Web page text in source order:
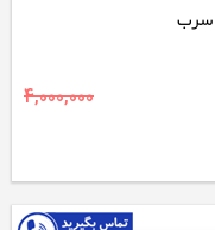
4,000,000